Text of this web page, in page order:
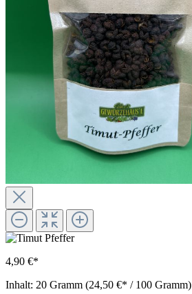
4,90 €*
Inhalt: 20 Gramm (24,50 €* / 100 Gramm)